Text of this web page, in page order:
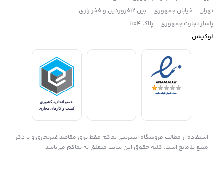
در شرایط نوری سخت، Active HDR جزئیاتی را در نقاط برجسته و
سایه‌هایی که دیگر دوربین‌های اکشن از دست می‌دهند، آشکار می‌کند.
حالت تک لنز
نماهای اول شخص 4K.
درست مانند یک دوربین اکشن تک لنز یک لنز را برای فیلمبرداری با زاویه
دید عریض انتخاب کنید.
2.7K MaxView دریافت کنید.
تهران – خیابان جمهوری – بین 12فروردین و فخر رازی
پاساژ تجارت جمهوری – پلاک 1104
لوکیشن
استفاده از مطالب فروشگاه اینترنتی نماکم فقط برای مقاصد غیرتجاری و با ذکر
منبع بلامانع است. کلیه حقوق این سایت متعلق به نماکم می‌باشد